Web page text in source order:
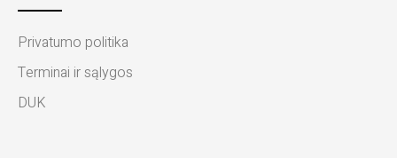
Privatumo politika
Terminai ir sąlygos
DUK